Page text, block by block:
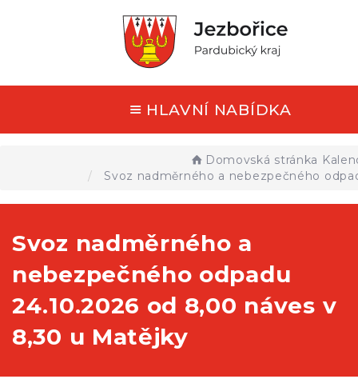
HLAVNÍ NABÍDKA
Domovská stránka
Svoz nadměrného a nebezpečného
Svoz nadměrného a
nebezpečného odpadu
24.10.2026 od 8,00 náves v
8,30 u Matějky